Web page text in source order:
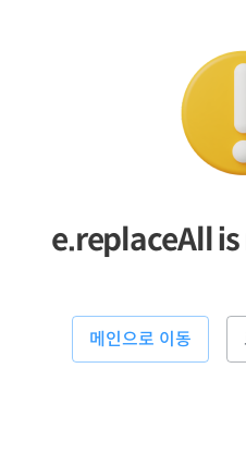
e.replaceAll
메인으로 이동